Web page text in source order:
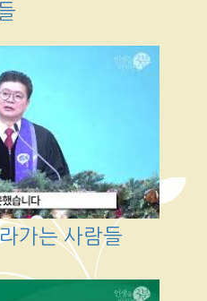
가는 사람들